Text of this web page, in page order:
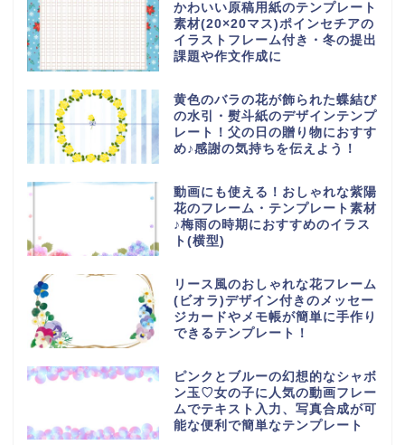
かわいい原稿用紙のテンプレート
素材(20×20マス)ポインセチアの
イラストフレーム付き・冬の提出
課題や作文作成に
黄色のバラの花が飾られた蝶結び
の水引・熨斗紙のデザインテンプ
レート！父の日の贈り物におすす
め♪感謝の気持ちを伝えよう！
動画にも使える！おしゃれな紫陽
花のフレーム・テンプレート素材
♪梅雨の時期におすすめのイラス
ト(横型)
リース風のおしゃれな花フレーム
(ビオラ)デザイン付きのメッセー
ジカードやメモ帳が簡単に手作り
できるテンプレート！
ピンクとブルーの幻想的なシャボ
ン玉♡女の子に人気の動画フレー
ムでテキスト入力、写真合成が可
能な便利で簡単なテンプレート